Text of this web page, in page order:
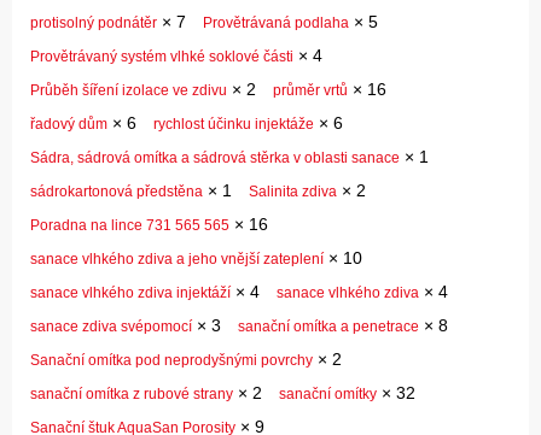
protisolný podnátěr × 7 Provětrávaná podlaha × 5
Provětrávaný systém vlhké soklové části × 4
Průběh šíření izolace ve zdivu × 2 průměr vrtů × 16
řadový dům × 6 rychlost účinku injektáže × 6
Sádra, sádrová omítka a sádrová stěrka v oblasti sanace × 1
sádrokartonová předstěna × 1 Salinita zdiva × 2
Poradna na lince 731 565 565 × 16
sanace vlhkého zdiva a jeho vnější zateplení × 10
sanace vlhkého zdiva injektáží × 4 sanace vlhkého zdiva × 4
sanace zdiva svépomocí × 3 sanační omítka a penetrace × 8
Sanační omítka pod neprodyšnými povrchy × 2
sanační omítka z rubové strany × 2 sanační omítky × 32
Sanační štuk AquaSan Porosity × 9